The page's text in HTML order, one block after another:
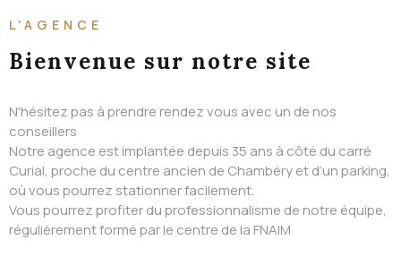
L'AGENCE
Bienvenue sur notre site
N'hésitez pas à prendre rendez vous avec un de nos
conseillers
Notre agence est implantée depuis 35 ans à côté du carré
Curial, proche du centre ancien de Chambéry et d’un parking,
où vous pourrez stationner facilement.
Vous pourrez profiter du professionnalisme de notre équipe,
régulièrement formé par le centre de la FNAIM